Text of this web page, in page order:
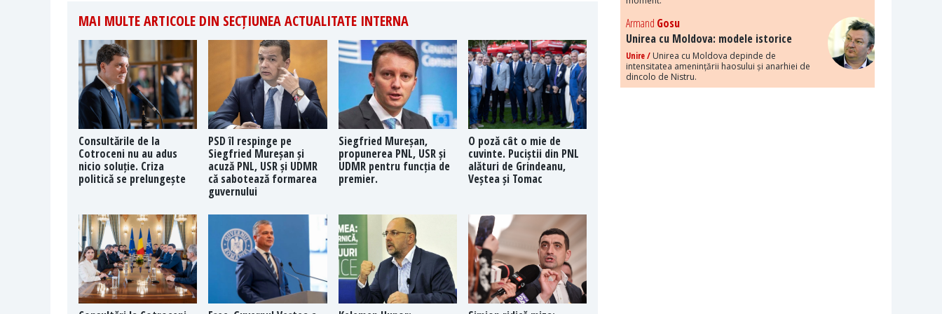
MAI MULTE ARTICOLE DIN SECȚIUNEA ACTUALITATE INTERNA
Consultările de la
Cotroceni nu au adus
nicio soluție. Criza
politică se prelungește
PSD îl respinge pe
Siegfried Mureșan și
acuză PNL, USR și UDMR
că sabotează formarea
guvernului
Siegfried Mureșan,
propunerea PNL, USR și
UDMR pentru funcția de
premier.
O poză cât o mie de
cuvinte. Puciștii din PNL
alături de Grindeanu,
Veștea și Tomac
Armand Gosu
Unirea cu Moldova: modele istorice
Unire / Unirea cu Moldova depinde de
intensitatea amenințării haosului și anarhiei de
dincolo de Nistru.